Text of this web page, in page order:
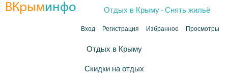
ВКрыминфо Отдых в Крыму .Снять жильё
Вход Регистрация Избранное Просмотры
Отдых в Крыму
Скидки на отдых